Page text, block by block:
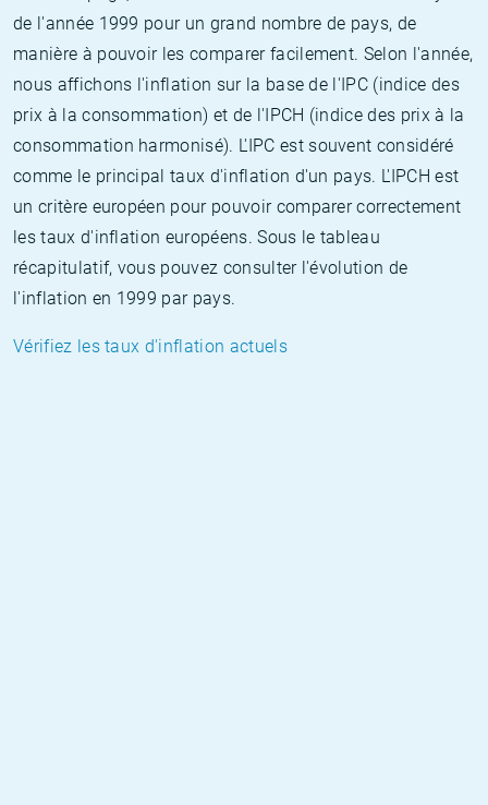
de l'année 1999 pour un grand nombre de pays, de
manière à pouvoir les comparer facilement. Selon l'année,
nous affichons l'inflation sur la base de l'IPC (indice des
prix à la consommation) et de l'IPCH (indice des prix à la
consommation harmonisé). L'IPC est souvent considéré
comme le principal taux d'inflation d'un pays. L'IPCH est
un critère européen pour pouvoir comparer correctement
les taux d'inflation européens. Sous le tableau
récapitulatif, vous pouvez consulter l'évolution de
l'inflation en 1999 par pays.
Vérifiez les taux d'inflation actuels